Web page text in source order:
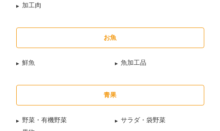
加工肉
お魚
鮮魚 魚加工品
青果
野菜・有機野菜
サラダ・袋野菜